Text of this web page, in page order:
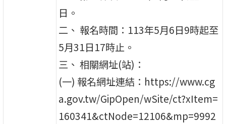
日。
二、 報名時間：113年5月6日9時起至
5月31日17時止。
三、 相關網址(站)：
(一) 報名網址連結：https://www.cg
a.gov.tw/GipOpen/wSite/ct?xItem=
160341&ctNode=12106&mp=9992